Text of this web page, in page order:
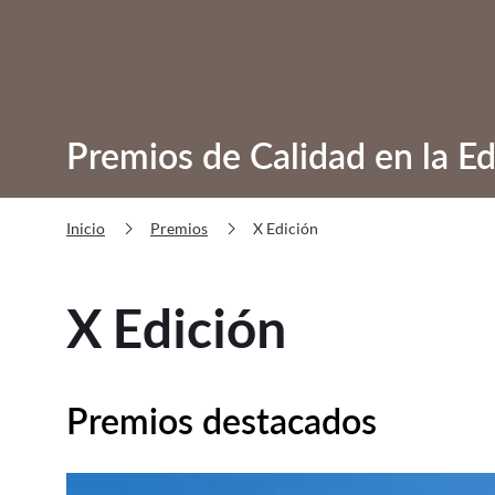
Premios de Calidad en la
Inicio chevron_right Premios chevron_right X Edición
X Edición
Premios destacados